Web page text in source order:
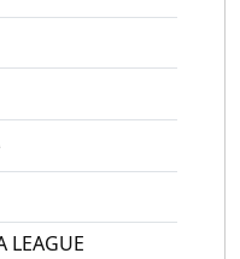
LEAGUE